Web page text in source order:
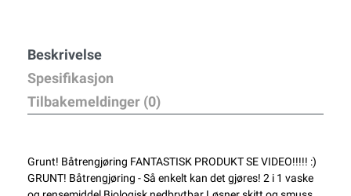
Beskrivelse
Spesifikasjon
Tilbakemeldinger (0)
Grunt! Båtrengjøring FANTASTISK PRODUKT SE VIDEO!!!!! :)
GRUNT! Båtrengjøring - Så enkelt kan det gjøres! 2 i 1 vaske